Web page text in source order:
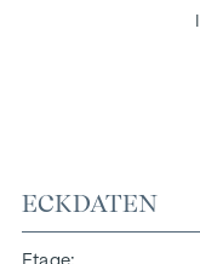
ECKDATEN
Etage